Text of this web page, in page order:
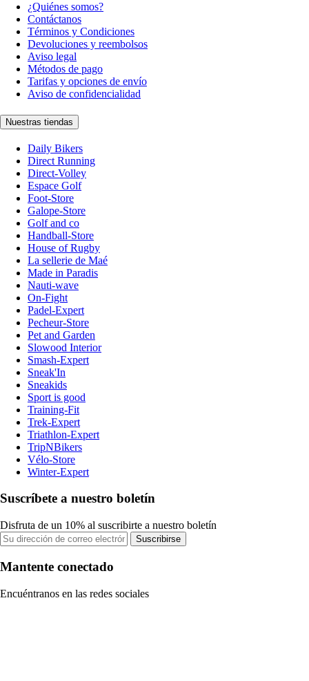
¿Quiénes somos?
Contáctanos
Términos y Condiciones
Devoluciones y reembolsos
Aviso legal
Métodos de pago
Tarifas y opciones de envío
Aviso de confidencialidad
Nuestras tiendas
Daily Bikers
Direct Running
Direct-Volley
Espace Golf
Foot-Store
Galope-Store
Golf and co
Handball-Store
House of Rugby
La sellerie de Maé
Made in Paradis
Nauti-wave
On-Fight
Padel-Expert
Pecheur-Store
Pet and Garden
Slowood Interior
Smash-Expert
Sneak'In
Sneakids
Sport is good
Training-Fit
Trek-Expert
Triathlon-Expert
TripNBikers
Vélo-Store
Winter-Expert
Suscríbete a nuestro boletín
Disfruta de un 10% al suscribirte a nuestro boletín
Suscribirse
Mantente conectado
Encuéntranos en las redes sociales